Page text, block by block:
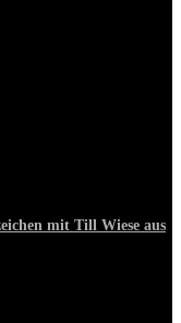
mit Till Wiese aus